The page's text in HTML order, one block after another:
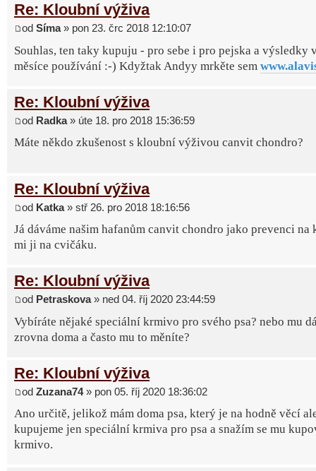
Re: Kloubní výživa
od Síma» pon 23. črc 2018 12:10:07
Souhlas, ten taky kupuju - pro sebe i pro pejska a výsledky
měsíce používání :-) Kdyžtak Andyy mrkěte sem
Re: Kloubní výživa
od Radka» úte 18. pro 2018 15:36:59
Máte někdo zkušenost s kloubní výživou canvit chondro?
Re: Kloubní výživa
od Katka» stř 26. pro 2018 18:16:56
Já dáváme našim hafanům canvit chondro jako prevenci
mi ji na cvičáku.
Re: Kloubní výživa
od Petraskova» ned 04. říj 2020 23:44:59
Vybíráte nějaké speciální krmivo pro svého psa? nebo mu
zrovna doma a často mu to měníte?
Re: Kloubní výživa
od Zuzana74» pon 05. říj 2020 18:36:02
Ano určitě, jelikož mám doma psa, který je na hodně věcí
kupujeme jen speciální krmiva pro psa a snažím se mu
krmivo.